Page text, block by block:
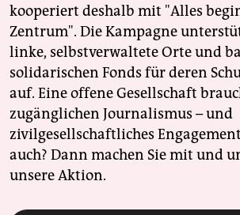
kooperiert deshalb mit "Alles
Zentrum". Die Kampagne
linke, selbstverwaltete Orte und
solidarischen Fonds für deren
auf. Eine offene Gesellschaft
zugänglichen Journalismus – und
zivilgesellschaftliches
auch? Dann machen Sie mit und
unsere Aktion.